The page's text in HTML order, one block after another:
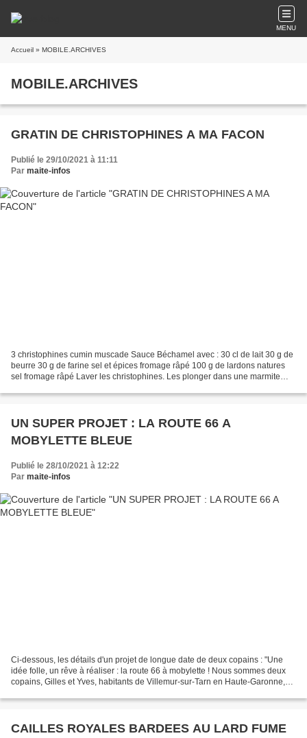
MENU
Accueil » MOBILE.ARCHIVES
MOBILE.ARCHIVES
GRATIN DE CHRISTOPHINES A MA FACON
Publié le 29/10/2021 à 11:11
Par maite-infos
3 christophines cumin muscade Sauce Béchamel avec : 30 cl de lait 30 g de
beurre 30 g de farine sel et épices fromage râpé 100 g de lardons natures
sel fromage râpé Laver les christophines. Les plonger dans une marmite
UN SUPER PROJET : LA ROUTE 66 A
MOBYLETTE BLEUE
Publié le 28/10/2021 à 12:22
Par maite-infos
Ci-dessous, les détails d'un projet de longue date de deux copains : "Une
idée folle, un rêve à réaliser : la route 66 à mobylette ! Nous sommes deux
copains, Gilles et Yves, habitants de Villemur-sur-Tarn en Haute-Garonne,
CAILLES ROYALES BARDEES AU LARD FUME